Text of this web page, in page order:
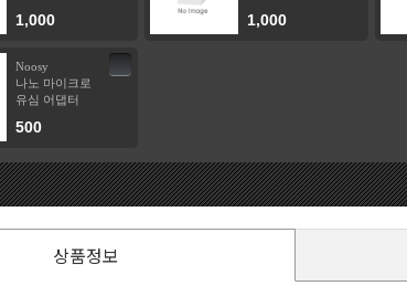
1,000 1,000
Noosy
나노 마이크로
유심 어댑터
500
상품정보